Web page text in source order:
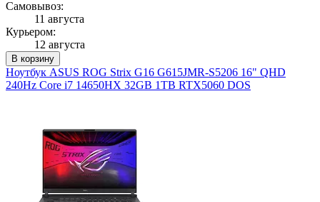
Самовывоз:
11 августа
Курьером:
12 августа
В корзину
Ноутбук ASUS ROG Strix G16 G615JMR-S5206 16" QHD
240Hz Core i7 14650HX 32GB 1TB RTX5060 DOS